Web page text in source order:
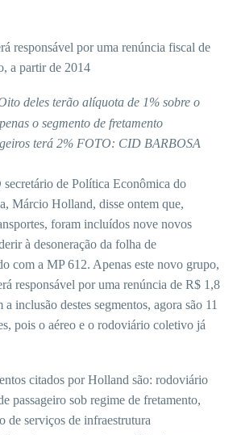
responsável por uma renúncia fiscal de
a partir de 2014
deles terão alíquota de 1% sobre o
o segmento de fretamento
terá 2% FOTO: CID BARBOSA
secretário de Política Econômica do
Márcio Holland, disse ontem que,
foram incluídos nove novos
à desoneração da folha de
com a MP 612. Apenas este novo grupo,
responsável por uma renúncia de R$ 1,8
inclusão destes segmentos, agora são 11
pois o aéreo e o rodoviário coletivo já
citados por Holland são: rodoviário
passageiro sob regime de fretamento,
de serviços de infraestrutura